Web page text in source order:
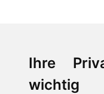
Ihre
wichtig